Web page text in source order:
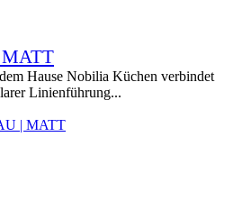
MATT
Hause Nobilia Küchen verbindet
Linienführung...